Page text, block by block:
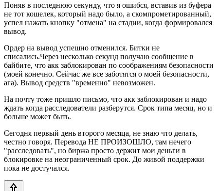
Поняв в последнюю секунду, что я ошибся, вставив из буфера
не тот кошелек, который надо было, а скомпрометированный,
успел нажать кнопку "отмена" на стадии, когда формировался
вывод.
Ордер на вывод успешно отменился. Битки не
списались.Через несколько секунд получаю сообщение в
байбите, что акк заблокирован по соображениям безопасности
(моей конечно. Сейчас же все заботятся о моей безопасности,
ага). Вывод средств "временно" невозможен.
На почту тоже пришло письмо, что акк заблокирован и надо
ждать когда расследователи разберутся. Срок типа месяц, но и
больше может быть.
Сегодня первый день второго месяца, не знаю что делать,
честно говоря. Перевода НЕ ПРОИЗОШЛО, там нечего
"расследовать", но биржа просто держит мои деньги в
блокировке на неограниченный срок. До живой поддержки
пока не достучался.